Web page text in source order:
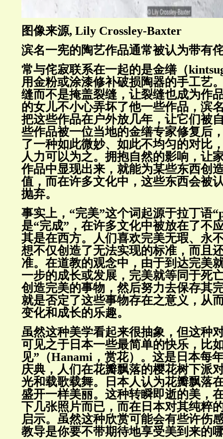
图像来源, Lily Crossley-Baxter
滨名一宪的陶艺作品通常被认为带有
常与侘寂联系在一起的是金缮（
用金粉或涂漆修补破损陶器的手工艺
缝而不是掩盖裂缝，让裂缝也成为作
的女儿不小心弄坏了他一些作品，滨
把这些作品在户外放几年，让它们被
些作品被一位当地的金缮专家修复后
了一种如此微妙、如此不均匀的对比
人力可以为之。拥抱自然的影响，让
作品中显现出来，就能为某些东西创
值，而在许多文化中，这些东西会被
抛弃。
事实上，“完美”这个词起源于拉丁语
是“完成”，在许多文化中被放在了不
其是在西方。人们喜欢完美无瑕、永
想不仅创造了无法实现的标准，而且
准。在道教的观念中，由于到达完美
一步的成长或发展，完美就等同于死
创造完美的事物，然后努力去保存其
就是否定了这些事物存在之意义，从
变化和成长的乐趣。
虽然这种美学看起来很抽象，但这种
可见之于日本一些最简单的快乐，比
见”（Hanami，赏花）。这是日本每
庆典，人们在花瓣飘落的樱花树下派
光和载歌载舞。日本人认为花瓣飘落
盛开一样美丽。这种转瞬即逝的美，
下几张照片而已，而在日本对其纯粹
启示。虽然这种欣赏可能会有些许伤
教导是你要不带期待地享受美到来的